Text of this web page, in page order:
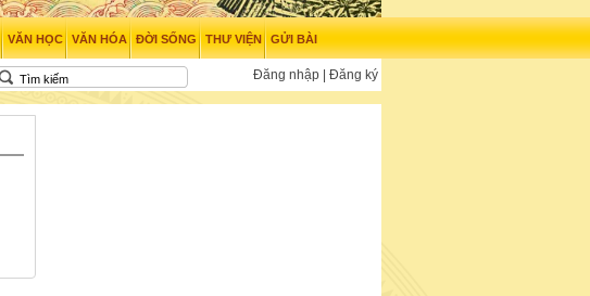
VĂN HỌC VĂN HÓA ĐỜI SỐNG THƯ VIỆN GỬI BÀI
Đăng nhập Đăng ký